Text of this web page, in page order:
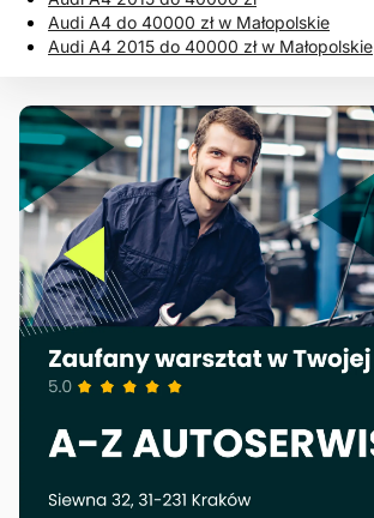
Audi A4 do 40000 zł w Małopolskie
Audi A4 2015 do 40000 zł w Małopolskie